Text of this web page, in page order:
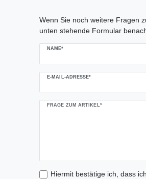
Wenn Sie noch weitere Fragen
unten stehende Formular
NAME*
E-MAIL-ADRESSE*
FRAGE ZUM ARTIKEL*
Hiermit bestätige ich, dass